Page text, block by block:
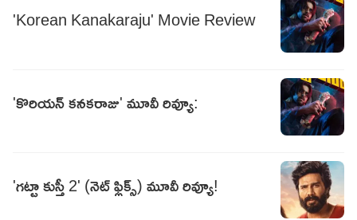
'Korean Kanakaraju' Movie Review
'కొరియన్‌ కనకరాజు' మూవీ రివ్యూ:
'గట్టా కుస్తీ 2' (నెట్ ఫ్లిక్స్) మూవీ రివ్యూ!